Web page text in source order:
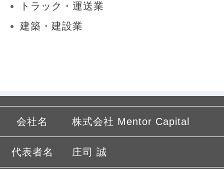
トラック・運送業
建築・建設業
会社名 株式会社 Mentor Capital
代表者名 庄司 誠